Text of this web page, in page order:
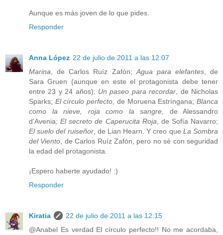
Aunque es más joven de lo que pides.
Responder
Anna López 22 de julio de 2011 a las 12:07
Marina , de Carlos Ruíz Zafón; Agua para elefantes, de
Sara Gruen (aunque en este el protagonista debe tener
entre 23 y 24 años); Un paseo para recordar , de Nicholas
Sparks; El círculo perfecto , de Moruena Estríngana;Blanca
como la nieve, roja como la sangre , de Alessandro
d'Avenia;El secreto de Caperucita Roja , de Sofía Navarro;
El suelo del ruiseñor, de Lian Hearn. Y creo que La Sombra
del Viento , de Carlos Ruíz Zafón, pero no sé con seguridad
la edad del protagonista.
¡Espero haberte ayudado! :)
Responder
Kiratia
22 de julio de 2011 a las 12:15
@Anabel Es verdad El círculo perfecto!! No me acordaba,